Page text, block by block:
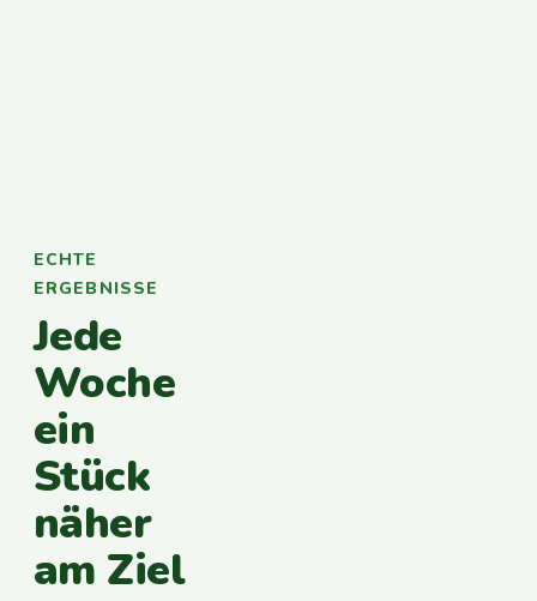
ECHTE
ERGEBNISSE
Jede
Woche
ein
Stück
näher
am Ziel